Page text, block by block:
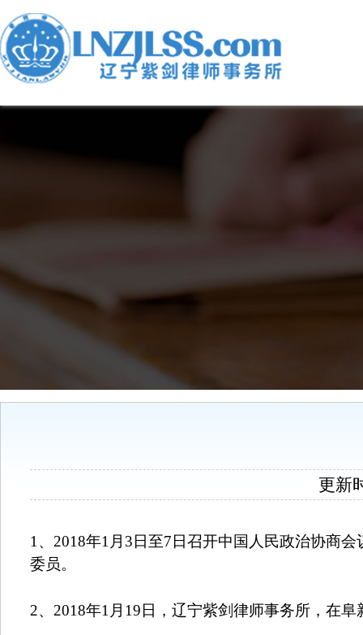
更新
1 、 2018年1 月 3 日至7 日召开中国人民政治协商
委员。
2、 2018年1 月 19 日，辽宁紫剑律师事务所，在阜